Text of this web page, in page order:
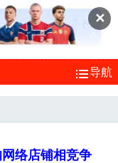
✕
导航
络店铺相竞争